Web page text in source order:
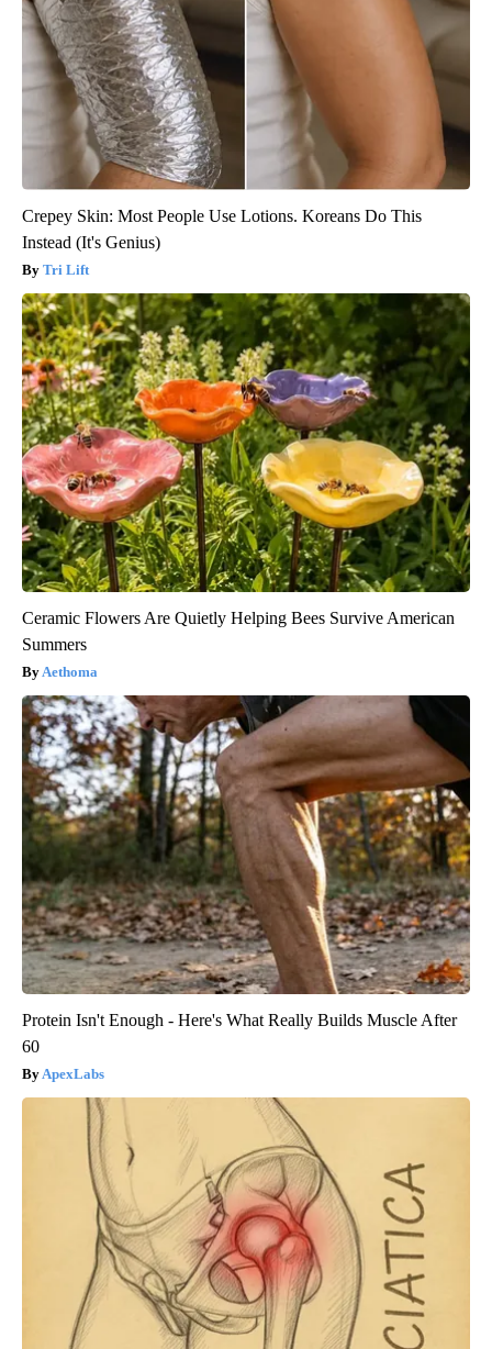
Crepey Skin: Most People Use Lotions. Koreans Do This
Instead (It's Genius)
Tri Lift
Ceramic Flowers Are Quietly Helping Bees Survive American
Summers
Aethoma
Protein Isn't Enough - Here's What Really Builds Muscle After
60
ApexLabs